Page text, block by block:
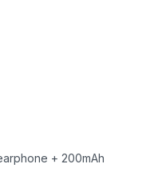
+ 200mAh